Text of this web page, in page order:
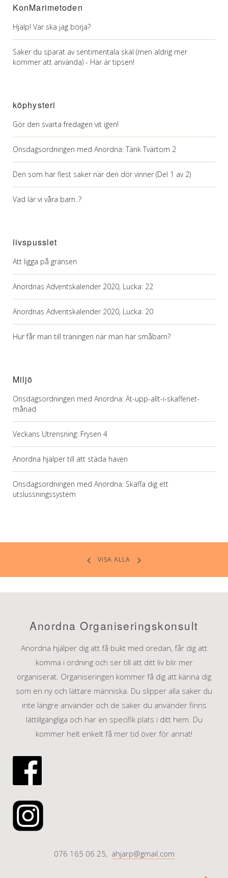
KonMarimetoden
Hjälp! Var ska jag börja?
Saker du sparat av sentimentala skäl (men aldrig mer
kommer att använda) - Här är tipsen!
köphysteri
Gör den svarta fredagen vit igen!
Onsdagsordningen med Anordna: Tänk Tvärtom 2
Den som har flest saker när den dör vinner (Del 1 av 2)
Vad lär vi våra barn..?
livspusslet
Att ligga på gränsen
Anordnas Adventskalender 2020, Lucka: 22
Anordnas Adventskalender 2020, Lucka: 20
Hur får man till träningen när man har småbarn?
Miljö
Onsdagsordningen med Anordna: Ät-upp-allt-i-skafferiet-
månad
Veckans Utrensning: Frysen 4
Anordna hjälper till att städa haven
Onsdagsordningen med Anordna: Skaffa dig ett
utslussningssystem
VISA ALLA
Anordna Organiseringskonsult
Anordna hjälper dig att få bukt med oredan, får dig att
komma i ordning och ser till att ditt liv blir mer
organiserat. Organiseringen kommer få dig att känna dig
som en ny och lättare människa. Du slipper alla saker du
inte längre använder och de saker du använder finns
lättillgängliga och har en specifik plats i ditt hem. Du
kommer helt enkelt få mer tid över för annat!
076 165 06 25, ahjarp@gmail.com